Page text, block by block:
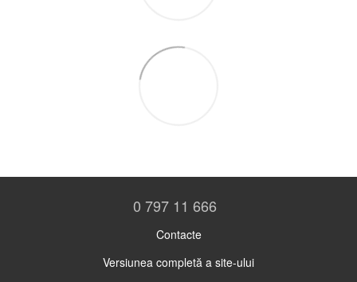
0 797 11 666
Contacte
Versiunea completă a site-ului